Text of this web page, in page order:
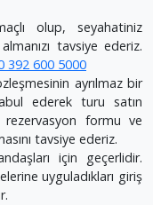
olup, seyahatiniz
tavsiye ederiz.
392 600 5000
ayrılmaz bir
ederek turu satın
rezervasyon formu ve
tavsiye ederiz.
için geçerlidir.
uyguladıkları giriş